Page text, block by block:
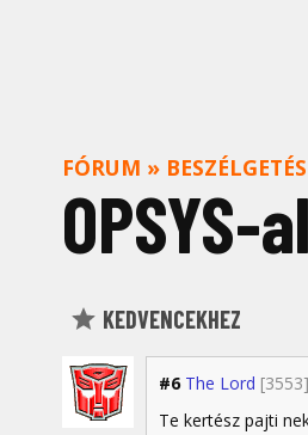
FÓRUM »
KEDVENCEKHEZ
#6 The Lord [3553]
Te kertész pajti